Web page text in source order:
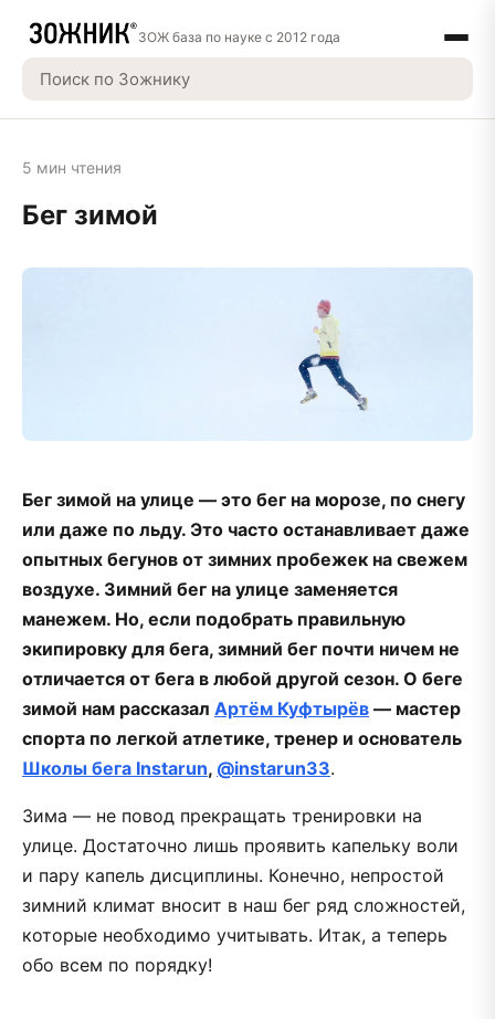
ЗОЖ база по науке с 2012 года
5 мин чтения
Бег зимой
Бег зимой на улице — это бег на морозе, по снегу
или даже по льду. Это часто останавливает даже
опытных бегунов от зимних пробежек на свежем
воздухе. Зимний бег на улице заменяется
манежем. Но, если подобрать правильную
экипировку для бега, зимний бег почти ничем не
отличается от бега в любой другой сезон. О беге
зимой нам рассказал Артём Куфтырёв — мастер
спорта по легкой атлетике, тренер и основатель
Школы бега Instarun, @instarun33.
Зима — не повод прекращать тренировки на
улице. Достаточно лишь проявить капельку воли
и пару капель дисциплины. Конечно, непростой
зимний климат вносит в наш бег ряд сложностей,
которые необходимо учитывать. Итак, а теперь
обо всем по порядку!